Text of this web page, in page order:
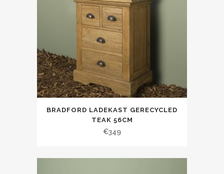
BRADFORD LADEKAST GERECYCLED
TEAK 56CM
€349